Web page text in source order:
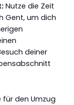
Nutze die Zeit
Gent, um dich
deiner
für den Umzug